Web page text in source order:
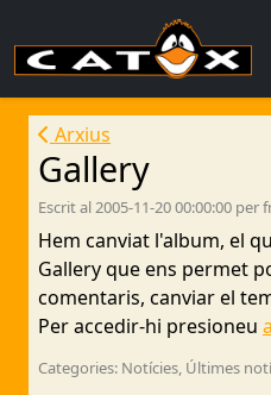
Arxius
Gallery
Escrit al 2005-11-20 00:00:00 per
Hem canviat l'album, el
Gallery que ens permet
comentaris, canviar el
Per accedir-hi presioneu
Categories: Notícies, Últimes